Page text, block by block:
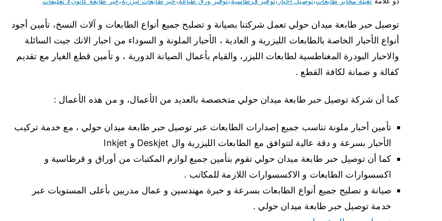
توصيل حبر طابعة ميدان حولي تعمل شركتنا بصيانة و تصليح جميع أنواع الطابعات و آلات النسخ، تأمين أجود
أنواع الأحبار الخاصة بالطابعات الليزرية و العادية ، الأحبار الملونة و السوداء من احبار الانك جيت السائلة
والاحبار البودرة المغناطسية لطابعات الليزر، والقيام بأعمال الصيانة الدورية ، و تأمين قطع الغيار مع تقديم
كفالة و ضمانة لكافة القطع .
كما أن شركة توصيل حبر طابعة ميدان حولي متخصصة بالعديد من الأعمال، و من هذه الأعمال :
تأمين أحبار ملونة تناسب جميع إصدارات الطابعات عبر توصيل حبر طابعة ميدان حولي ، مع خدمة تركيب
الأحبار بسرعة و دقة عالية لتتوافق مع الطابعات الليزرية وال Deskjet و Inkjet
كما أن توصيل حبر طابعة ميدان حولي تقوم بتأمين جميع لوازم المكتبات من أوراق و قرطاسية و
اكسسوارات الطابعات و الاكسسوارات اللازمة للمكاتب .
صيانة و تصليح جميع أنواع الطابعات بسرعة و خبرة مهندسين و عمال مدربين بأعلى المستويات عبر
خدمة توصيل حبر طابعة ميدان حولي .